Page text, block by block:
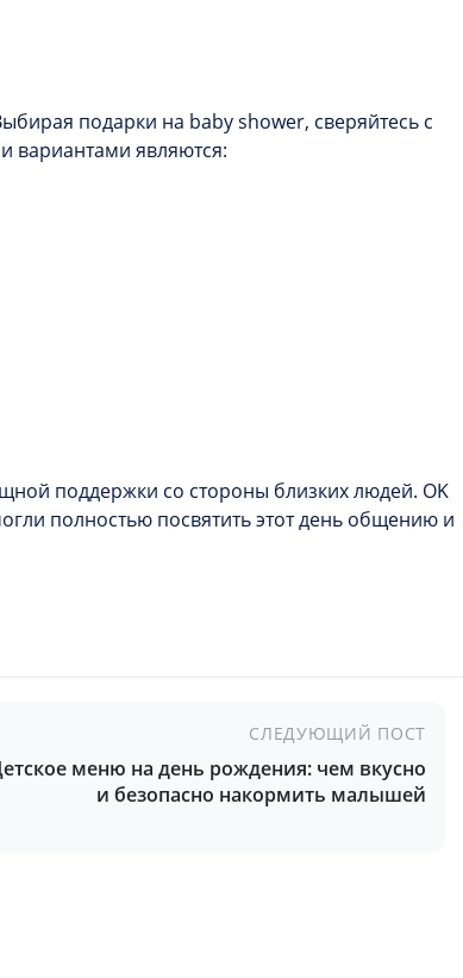
подарки на baby shower, сверяйтесь с
вариантами являются:
поддержки со стороны близких людей. OK
полностью посвятить этот день общению и
СЛЕДУЮЩИЙ ПОСТ
меню на день рождения: чем вкусно
и безопасно накормить малышей